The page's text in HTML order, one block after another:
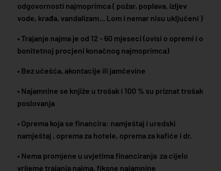
odgovornosti najmoprimca ( požar, poplava, izljev
vode, krađa, vandalizam... Lom i nemar nisu uključeni )
• Trajanje najma je od 12 - 60 mjeseci (ovisi o opremi i o
bonitetnoj procjeni konačnog najmoprimca)
• Bez učešća, akontacije ili jamčevine
• Najamnine se knjiže u trošak i 100 % su priznat trošak
poslovanja
• Oprema koja se financira: namještaj i uredski
namještaj , oprema za hotele, oprema za kafiće i dr.
• Nema promjene u uvjetima financiranja za cijelo
vrijeme trajanja najma, fiksne najamnine